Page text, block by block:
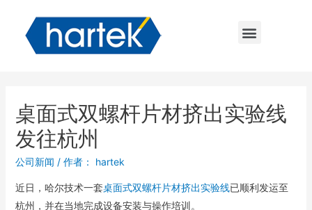
桌面式双螺杆片材挤出实验线
发往杭州
公司新闻 / 作者： hartek
近日，哈尔技术一套桌面式双螺杆片材挤出实验线已顺利发运至
杭州，并在当地完成设备安装与操作培训。